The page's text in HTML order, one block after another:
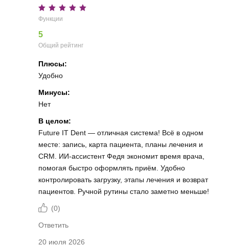
Функции
5
Общий рейтинг
Плюсы:
Удобно
Минусы:
Нет
В целом:
Future IT Dent — отличная система! Всё в одном
месте: запись, карта пациента, планы лечения и
CRM. ИИ-ассистент Федя экономит время врача,
помогая быстро оформлять приём. Удобно
контролировать загрузку, этапы лечения и возврат
пациентов. Ручной рутины стало заметно меньше!
(0)
Ответить
20 июля 2026